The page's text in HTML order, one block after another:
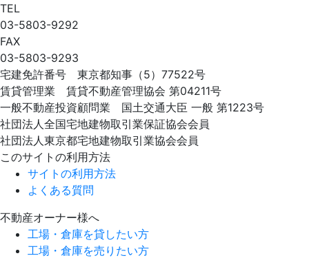
TEL
03-5803-9292
FAX
03-5803-9293
宅建免許番号 東京都知事（5）77522号
賃貸管理業 賃貸不動産管理協会 第04211号
一般不動産投資顧問業 国土交通大臣 一般 第1223号
社団法人全国宅地建物取引業保証協会会員
社団法人東京都宅地建物取引業協会会員
このサイトの利用方法
サイトの利用方法
よくある質問
不動産オーナー様へ
工場・倉庫を貸したい方
工場・倉庫を売りたい方